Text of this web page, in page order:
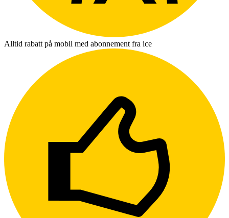
Alltid rabatt på mobil med abonnement fra ice